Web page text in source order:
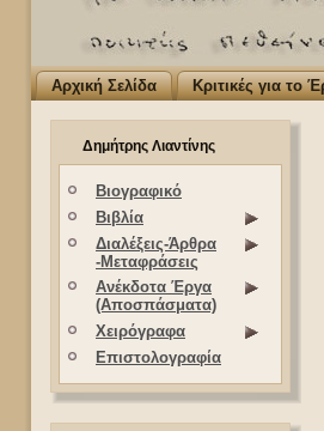
Αρχική Σελίδα Κριτικές για το
Δημήτρης Λιαντίνης
Βιογραφικό
Βιβλία
Διαλέξεις-Άρθρα
-Μεταφράσεις
Ανέκδοτα Έργα
(Αποσπάσματα)
Χειρόγραφα
Επιστολογραφία